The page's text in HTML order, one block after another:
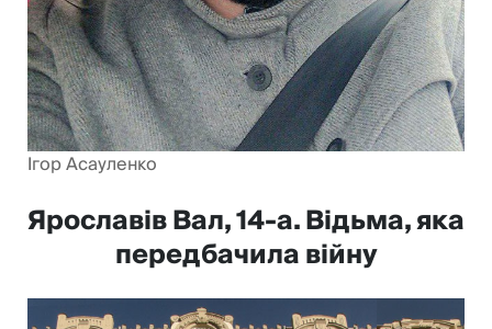
Ігор Асауленко
Ярославів Вал, 14-а. Відьма, яка
передбачила війну